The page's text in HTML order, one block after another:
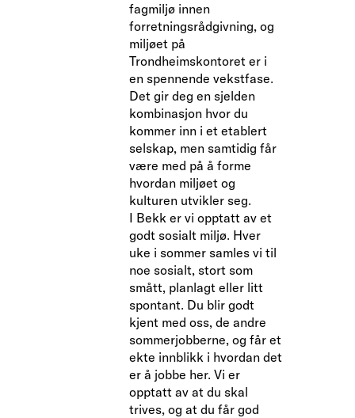
fagmiljø innen
forretningsrådgivning, og
miljøet på
Trondheimskontoret er i
en spennende vekstfase.
Det gir deg en sjelden
kombinasjon hvor du
kommer inn i et etablert
selskap, men samtidig får
være med på å forme
hvordan miljøet og
kulturen utvikler seg.
I Bekk er vi opptatt av et
godt sosialt miljø. Hver
uke i sommer samles vi til
noe sosialt, stort som
smått, planlagt eller litt
spontant. Du blir godt
kjent med oss, de andre
sommerjobberne, og får et
ekte innblikk i hvordan det
er å jobbe her. Vi er
opptatt av at du skal
trives, og at du får god